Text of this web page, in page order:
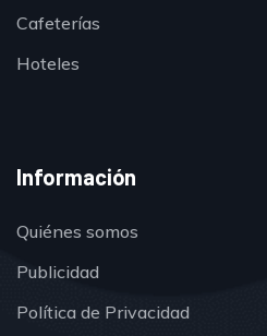
Cafeterías
Hoteles
Información
Quiénes somos
Publicidad
Política de Privacidad